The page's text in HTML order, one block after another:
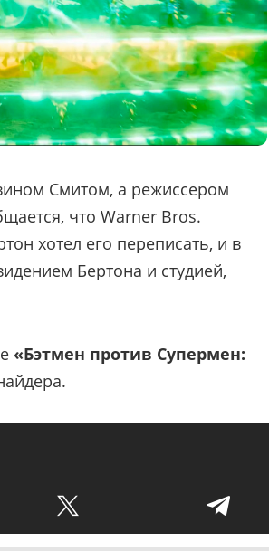
Смитом, а режиссером
что Warner Bros.
хотел его переписать, и в
Бертона и студией,
«Бэтмен против Супермен: